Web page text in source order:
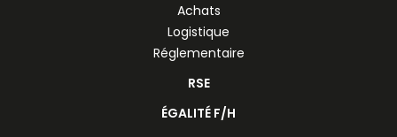
Achats
Logistique
Réglementaire
RSE
ÉGALITÉ F/H